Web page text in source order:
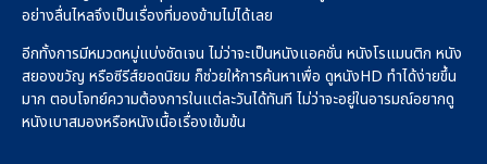
อย่างลื่นไหลจึงเป็นเรื่องที่มองข้ามไม่ได้เลย
อีกทั้งการมีหมวดหมู่แบ่งชัดเจน ไม่ว่าจะเป็นหนังแอคชั่น หนังโรแมนติก หนัง
สยองขวัญ หรือซีรีส์ยอดนิยม ก็ช่วยให้การค้นหาเพื่อ ดูหนังHD ทำได้ง่ายขึ้น
มาก ตอบโจทย์ความต้องการในแต่ละวันได้ทันที ไม่ว่าจะอยู่ในอารมณ์อยากดู
หนังเบาสมองหรือหนังเนื้อเรื่องเข้มข้น